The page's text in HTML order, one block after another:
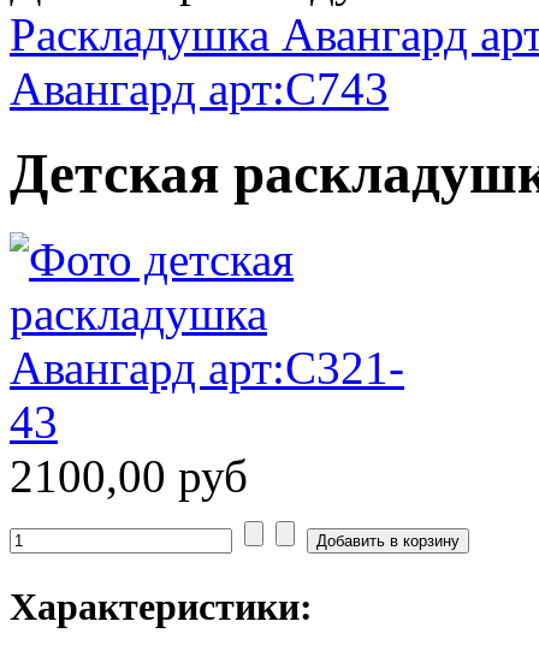
Раскладушка Авангард
Авангард арт:С743
Детская
2100,00 руб
Характеристики: